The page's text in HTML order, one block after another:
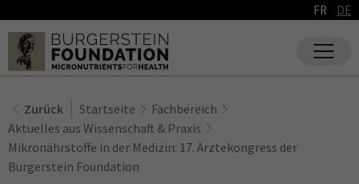
FR DE
Zurück Startseite
Fachbereich
Aktuelles aus Wissenschaft & Praxis
Mikronährstoffe in der Medizin: 17. Ärztekongress der
Burgerstein Foundation